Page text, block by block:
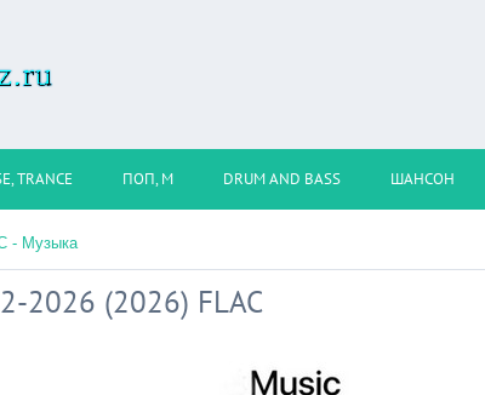
TRANCE ПОП, М DRUM AND BASS ШАНСОН
- Музыка
2026 (2026) FLAC